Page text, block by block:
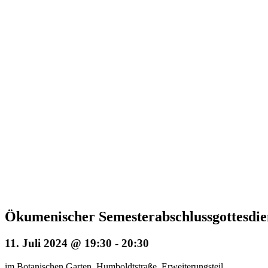
Ökumenischer
11. Juli 2024 @ 19:30 - 20:30